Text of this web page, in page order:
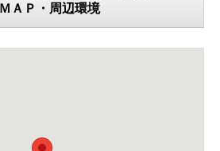
ＡＰ・周辺環境